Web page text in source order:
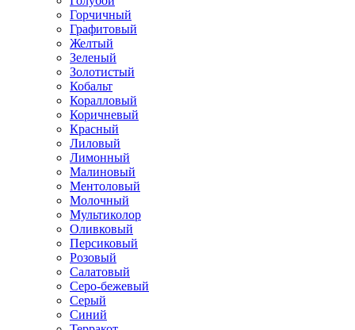
Горчичный
Графитовый
Желтый
Зеленый
Золотистый
Кобальт
Коралловый
Коричневый
Красный
Лиловый
Лимонный
Малиновый
Ментоловый
Молочный
Мультиколор
Оливковый
Персиковый
Розовый
Салатовый
Серо-бежевый
Серый
Синий